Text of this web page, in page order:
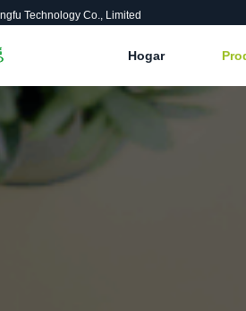
Technology Co., Limited
Hogar